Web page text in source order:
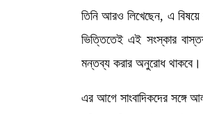
তিনি আরও লিখেছেন, এ
ভিত্তিতেই এই সংস্কার
মন্তব্য করার অনুরোধ থাকবে।
এর আগে সাংবাদিকদের সঙ্গে